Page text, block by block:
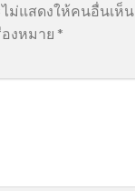
ม่แสดงให้คนอื่นเห็น
งหมาย *